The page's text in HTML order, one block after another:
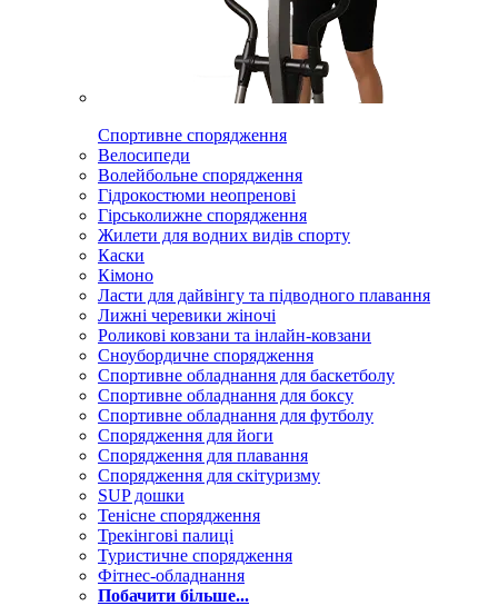
Спортивне спорядження
Велосипеди
Волейбольне спорядження
Гідрокостюми неопренові
Гірськолижне спорядження
Жилети для водних видів спорту
Каски
Кімоно
Ласти для дайвінгу та підводного плавання
Лижні черевики жіночі
Роликові ковзани та інлайн-ковзани
Сноубордичне спорядження
Спортивне обладнання для баскетболу
Спортивне обладнання для боксу
Спортивне обладнання для футболу
Спорядження для йоги
Спорядження для плавання
Спорядження для скітуризму
SUP дошки
Тенісне спорядження
Трекінгові палиці
Туристичне спорядження
Фітнес-обладнання
Побачити більше...